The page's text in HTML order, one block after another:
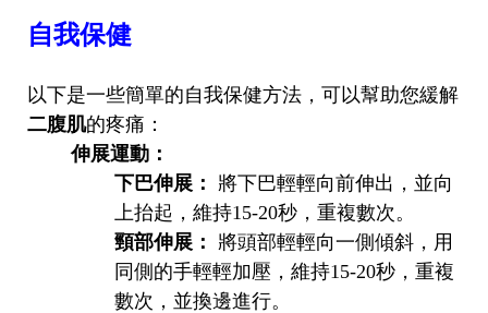
自我保健
以下是一些簡單的自我保健方法，可以幫助您緩解
二腹肌的疼痛：
伸展運動：
下巴伸展：
將下巴輕輕向前伸出，並向
上抬起，維持15-20秒，重複數次。
頸部伸展：
將頭部輕輕向一側傾斜，用
同側的手輕輕加壓，維持15-20秒，重複
數次，並換邊進行。